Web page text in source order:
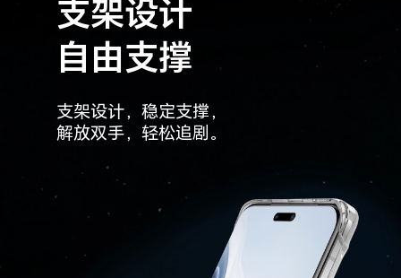
支架设计
自由支撑
支架设计，稳定支撑，
解放双手，轻松追剧。